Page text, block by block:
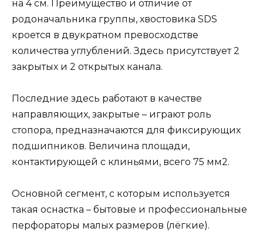
на 4 см. Преимущество и отличие от
родоначальника группы, хвостовика SDS
кроется в двукратном превосходстве
количества углублений. Здесь присутствует 2
закрытых и 2 открытых канала.
Последние здесь работают в качестве
направляющих, закрытые – играют роль
стопора, предназначаются для фиксирующих
подшипников. Величина площади,
контактирующей с клиньями, всего 75 мм2.
Основной сегмент, с которым используется
такая оснастка – бытовые и профессиональные
перфораторы малых размеров (лёгкие).